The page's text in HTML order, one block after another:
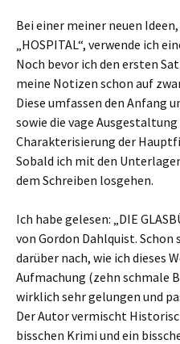
Bei einer meiner neuen
„HOSPITAL“, verwende ich
Noch bevor ich den ersten
meine Notizen schon auf
Diese umfassen den Anfang
sowie die vage
Charakterisierung der
Sobald ich mit den
dem Schreiben losgehen.
Ich habe gelesen: „DIE
von Gordon Dahlquist. Schon
darüber nach, wie ich dieses
Aufmachung (zehn schmale
wirklich sehr gelungen und
Der Autor vermischt
bisschen Krimi und ein